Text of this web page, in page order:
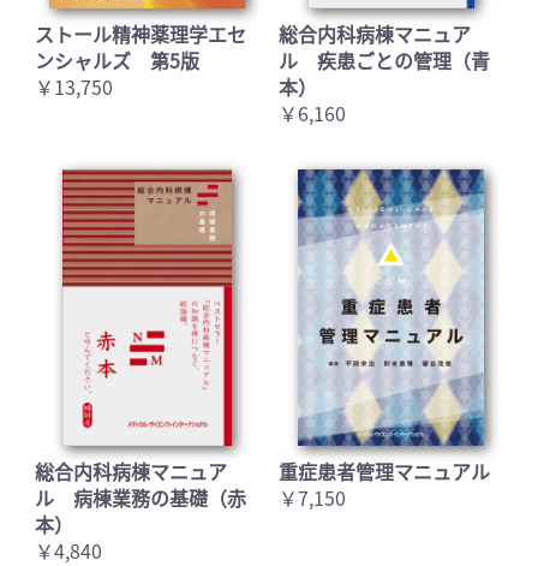
ストール精神薬理学エセ
ンシャルズ 第5版
￥13,750
総合内科病棟マニュア
ル 疾患ごとの管理（青
本）
￥6,160
総合内科病棟マニュア
ル 病棟業務の基礎（赤
本）
￥4,840
重症患者管理マニュアル
￥7,150